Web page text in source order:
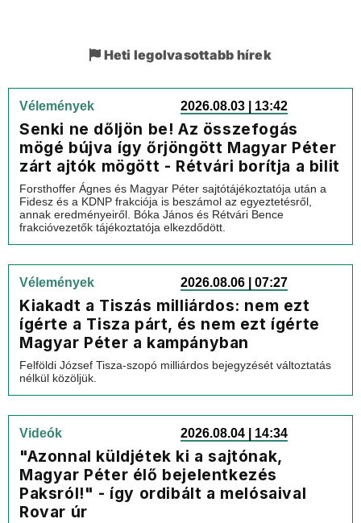
Heti legolvasottabb hírek
Vélemények 2026.08.03 | 13:42
Senki ne dőljön be! Az összefogás
mögé bújva így őrjöngött Magyar Péter
zárt ajtók mögött - Rétvári borítja a bilit
Forsthoffer Ágnes és Magyar Péter sajtótájékoztatója után a
Fidesz és a KDNP frakciója is beszámol az egyeztetésről,
annak eredményeiről. Bóka János és Rétvári Bence
frakcióvezetők tájékoztatója elkezdődött.
Vélemények 2026.08.06 | 07:27
Kiakadt a Tiszás milliárdos: nem ezt
ígérte a Tisza párt, és nem ezt ígérte
Magyar Péter a kampányban
Felföldi József Tisza-szopó milliárdos bejegyzését változtatás
nélkül közöljük.
Videók 2026.08.04 | 14:34
"Azonnal küldjétek ki a sajtónak,
Magyar Péter élő bejelentkezés
Paksról!" - így ordibált a melósaival
Rovar úr